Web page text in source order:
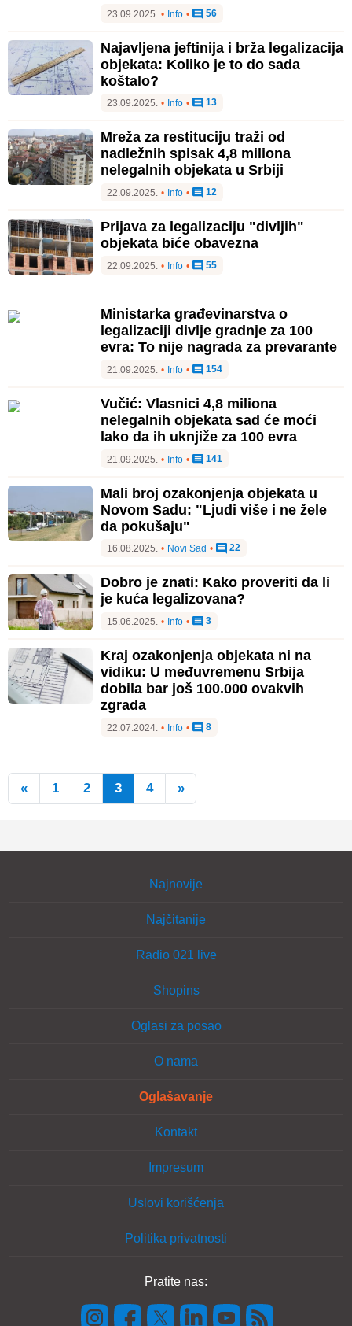
23.09.2025. • Info • 56
Najavljena jeftinija i brža legalizacija
objekata: Koliko je to do sada
koštalo?
23.09.2025. • Info • 13
Mreža za restituciju traži od
nadležnih spisak 4,8 miliona
nelegalnih objekata u Srbiji
22.09.2025. • Info • 12
Prijava za legalizaciju "divljih"
objekata biće obavezna
22.09.2025. • Info • 55
Ministarka građevinarstva o
legalizaciji divlje gradnje za 100
evra: To nije nagrada za prevarante
21.09.2025. • Info • 154
Vučić: Vlasnici 4,8 miliona
nelegalnih objekata sad će moći
lako da ih uknjiže za 100 evra
21.09.2025. • Info • 141
Mali broj ozakonjenja objekata u
Novom Sadu: "Ljudi više i ne žele
da pokušaju"
16.08.2025. • Novi Sad • 22
Dobro je znati: Kako proveriti da li
je kuća legalizovana?
15.06.2025. • Info • 3
Kraj ozakonjenja objekata ni na
vidiku: U međuvremenu Srbija
dobila bar još 100.000 ovakvih
zgrada
22.07.2024. • Info • 8
« 1 2 3 4 »
Najnovije
Najčitanije
Radio 021 live
Shopins
Oglasi za posao
O nama
Oglašavanje
Kontakt
Impresum
Uslovi korišćenja
Politika privatnosti
Pratite nas: